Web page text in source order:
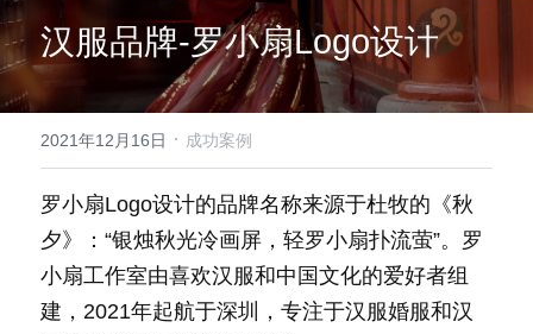
荣膺奖项
联系我们
汉服品牌-罗小扇Logo设计
2021年12月16日 · 成功案例
罗小扇Logo设计的品牌名称来源于杜牧的《秋
夕》：“银烛秋光冷画屏，轻罗小扇扑流萤”。罗
小扇工作室由喜欢汉服和中国文化的爱好者组
建，2021年起航于深圳，专注于汉服婚服和汉